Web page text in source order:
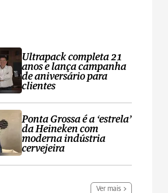
Ultrapack completa 21
anos e lança campanha
de aniversário para
clientes
Ponta Grossa é a ‘estrela’
da Heineken com
moderna indústria
cervejeira
Ver mais